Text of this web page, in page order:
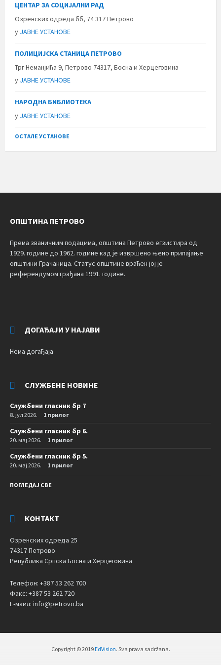
ЦЕНТАР ЗА СОЦИЈАЛНИ РАД
Озренских одреда бб, 74 317 Петрово
у ЈАВНЕ УСТАНОВЕ
ПОЛИЦИЈСКА СТАНИЦА ПЕТРОВО
Трг Неманјића 9, Петрово 74317, Босна и Херцеговина
у ЈАВНЕ УСТАНОВЕ
НАРОДНА БИБЛИОТЕКА
у ЈАВНЕ УСТАНОВЕ
ОСТАЛЕ УСТАНОВЕ
ОПШТИНА ПЕТРОВО
Према званичним подацима, општина Петрово егзистира од
1929. године до 1962. године кад је извршено њено припајање
општини Грачаница. Статус општине враћен јој је
референдумом грађана 1991. године.
ДОГАЂАЈИ У НАЈАВИ
Нема догађаја
СЛУЖБЕНЕ НОВИНЕ
Службени гласник бр 7
8. јул 2026. 1 прилог
Службени гласник бр 6.
20. мај 2026. 1 прилог
Службени гласник бр 5.
20. мај 2026. 1 прилог
ПОГЛЕДАЈ СВЕ
КОНТАКТ
Озренских одреда 25
74317 Петрово
Република Српска Босна и Херцеговина
Телефон: +387 53 262 700
Факс: +387 53 262 720
Е-маил: info@petrovo.ba
Copyright © 2019 EdVision. Sva prava sadržana.